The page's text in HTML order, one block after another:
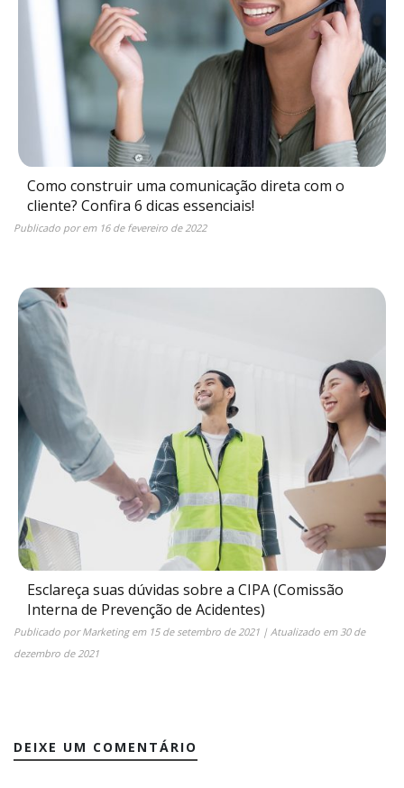
Como construir uma comunicação direta com o
cliente? Confira 6 dicas essenciais!
Publicado porem 16 de fevereiro de 2022
Esclareça suas dúvidas sobre a CIPA (Comissão
Interna de Prevenção de Acidentes)
Publicado porMarketingem 15 de setembro de 2021 | Atualizado em30 de
dezembro de 2021
DEIXE UM COMENTÁRIO